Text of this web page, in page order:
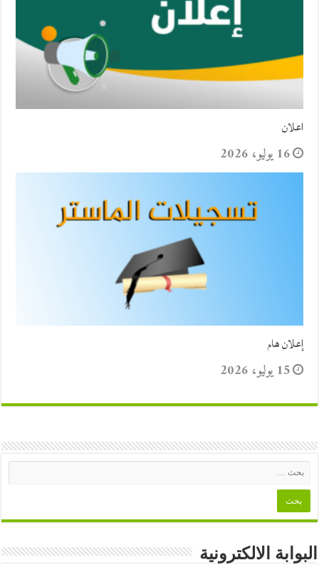
اعلان
16 يوليو، 2026
إعلان هام
15 يوليو، 2026
البوابة الالكترونية